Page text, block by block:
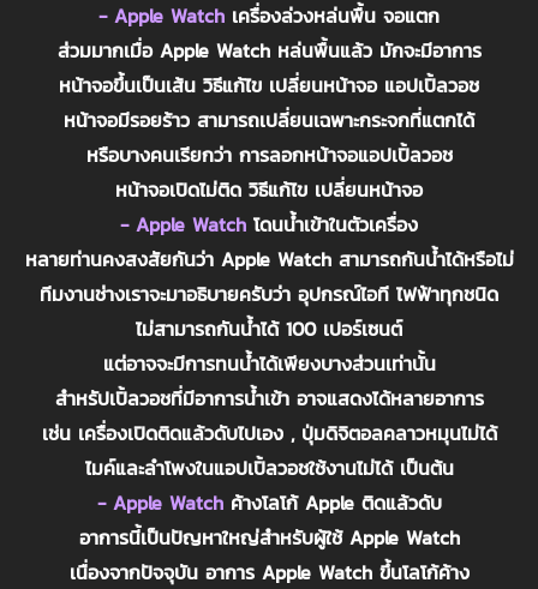
- Apple Watch เครื่องล่วงหล่นพื้น จอแตก
ส่วมมากเมื่อ Apple Watch หล่นพื้นแล้ว มักจะมีอาการ
หน้าจอขึ้นเป็นเส้น วิธีแก้ไข เปลี่ยนหน้าจอ แอปเปิ้ลวอช
หน้าจอมีรอยร้าว สามารถเปลี่ยนเฉพาะกระจกที่แตกได้
หรือบางคนเรียกว่า การลอกหน้าจอแอปเปิ้ลวอช
หน้าจอเปิดไม่ติด วิธีแก้ไข เปลี่ยนหน้าจอ
- Apple Watch โดนน้ำเข้าในตัวเครื่อง
หลายท่านคงสงสัยกันว่า Apple Watch สามารถกันน้ำได้หรือไม่
ทีมงานช่างเราจะมาอธิบายครับว่า อุปกรณ์ไอที ไฟฟ้าทุกชนิด
ไม่สามารถกันน้ำได้ 100 เปอร์เซนต์
แต่อาจจะมีการทนน้ำได้เพียงบางส่วนเท่านั้น
สำหรัปเปิ้ลวอชที่มีอาการน้ำเข้า อาจแสดงได้หลายอาการ
เช่น เครื่องเปิดติดแล้วดับไปเอง , ปุ่มดิจิตอลคลาวหมุนไม่ได้
ไมค์และลำโพงในแอปเปิ้ลวอชใช้งานไม่ได้ เป็นต้น
- Apple Watchค้างโลโก้ Apple ติดแล้วดับ
อาการนี้เป็นปัญหาใหญ่สำหรับผู้ใช้ Apple Watch
เนื่องจากปัจจุบัน อาการ Apple Watch ขึ้นโลโก้ค้าง